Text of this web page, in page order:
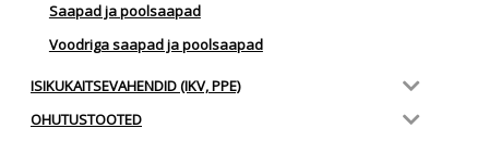
Saapad ja poolsaapad
Voodriga saapad ja poolsaapad
ISIKUKAITSEVAHENDID (IKV, PPE)
OHUTUSTOOTED